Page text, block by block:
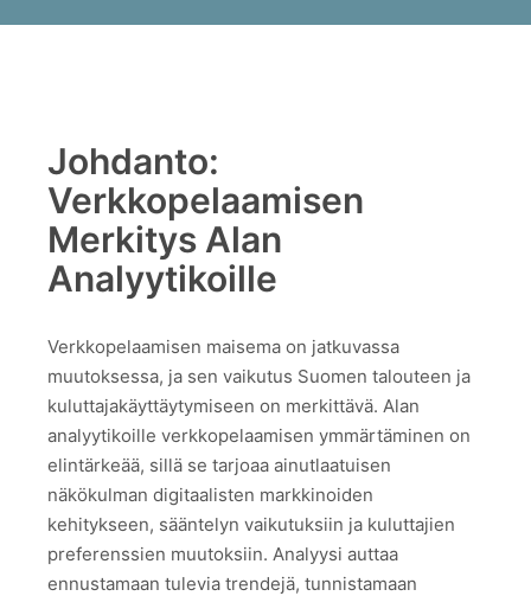
Johdanto:
Verkkopelaamisen
Merkitys Alan
Analyytikoille
Verkkopelaamisen maisema on jatkuvassa
muutoksessa, ja sen vaikutus Suomen talouteen ja
kuluttajakäyttäytymiseen on merkittävä. Alan
analyytikoille verkkopelaamisen ymmärtäminen on
elintärkeää, sillä se tarjoaa ainutlaatuisen
näkökulman digitaalisten markkinoiden
kehitykseen, sääntelyn vaikutuksiin ja kuluttajien
preferenssien muutoksiin. Analyysi auttaa
ennustamaan tulevia trendejä, tunnistamaan